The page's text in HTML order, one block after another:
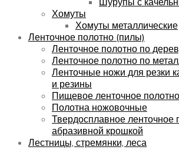
Хомуты
Хомуты металлические
Ленточное полотно (пилы)
Ленточное полотно по
Ленточное полотно по
Ленточные ножи для резки
и резины
Пищевое ленточное полотно
Полотна ножовочные
Твердосплавное ленточное
абразивной крошкой
Лестницы, стремянки, леса